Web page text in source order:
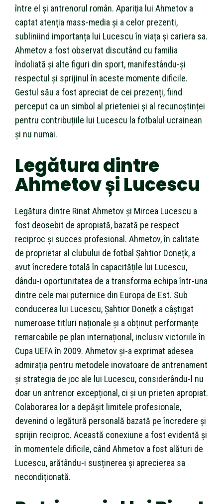
între el și antrenorul român. Apariția lui Ahmetov a
captat atenția mass-media și a celor prezenti,
subliniind importanța lui Lucescu în viața și cariera sa.
Ahmetov a fost observat discutând cu familia
îndoliată și alte figuri din sport, manifestându-și
respectul și sprijinul în aceste momente dificile.
Gestul său a fost apreciat de cei prezenți, fiind
perceput ca un simbol al prieteniei și al recunoștinței
pentru contribuțiile lui Lucescu la fotbalul ucrainean
și nu numai.
Legătura dintre
Ahmetov și Lucescu
Legătura dintre Rinat Ahmetov și Mircea Lucescu a
fost deosebit de apropiată, bazată pe respect
reciproc și succes profesional. Ahmetov, în calitate
de proprietar al clubului de fotbal Șahtior Donețk, a
avut încredere totală în capacitățile lui Lucescu,
dându-i oportunitatea de a transforma echipa într-una
dintre cele mai puternice din Europa de Est. Sub
conducerea lui Lucescu, Șahtior Donețk a câștigat
numeroase titluri naționale și a obținut performanțe
remarcabile pe plan internațional, inclusiv victoriile în
Cupa UEFA în 2009. Ahmetov și-a exprimat adesea
admirația pentru metodele inovatoare de antrenament
și strategia de joc ale lui Lucescu, considerându-l nu
doar un antrenor excepțional, ci și un prieten apropiat.
Colaborarea lor a depășit limitele profesionale,
devenind o legătură personală bazată pe încredere și
sprijin reciproc. Această conexiune a fost evidentă și
în momentele dificile, când Ahmetov a fost alături de
Lucescu, arătându-i susținerea și aprecierea sa
necondiționată.